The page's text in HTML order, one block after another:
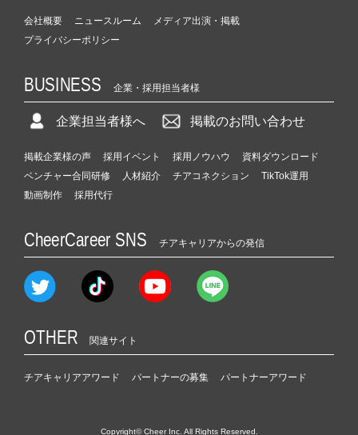
会社概要 ニュースルーム
メディア出演・掲載
プライバシーポリシー
BUSINESS 企業・採用担当者様
企業担当者様へ 掲載のお問い合わせ
掲載企業様の声 採用イベント 採用ノウハウ
資料ダウンロード
ベンチャー合同研修
人材紹介 チアコネクション
TikTok運用
動画制作
採用代行
CheerCareer SNS チアキャリアからの発信
OTHER 関連サイト
チアキャリアアワード パートナーの募集 パートナーアワード
Copyright© Cheer Inc. All Rights Reserved.